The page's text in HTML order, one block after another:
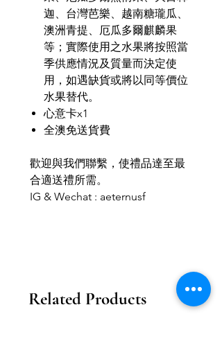
迦、台灣芭樂、越南糖瓏瓜、
澳洲青提、厄瓜多爾麒麟果
等；實際使用之水果將按照當
季供應情況及質量而決定使
用，如遇缺貨或將以同等價位
水果替代。
心意卡x1
全澳免送貨費
歡迎與我們聯繫，使禮品達至最
合適送禮所需。
IG & Wechat : aeternusf
Related Products